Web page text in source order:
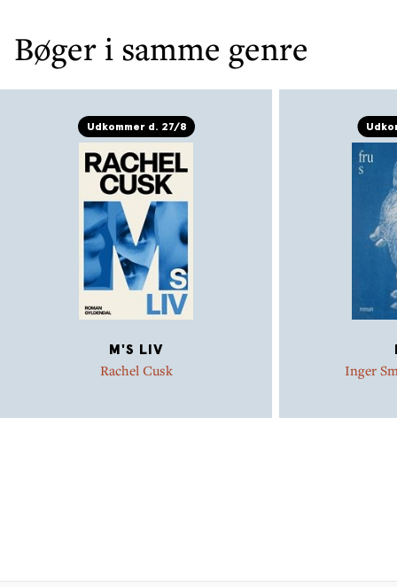
Bøger i samme genre
Udkommer d. 27/8
M'S LIV
Rachel Cusk Inger